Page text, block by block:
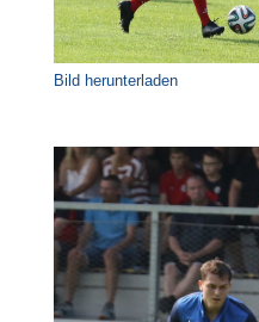
Bild herunterladen